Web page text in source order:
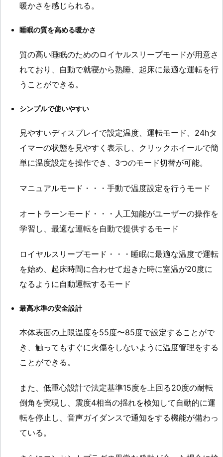
暖かさを感じられる。
睡眠の質を高める暖かさ
質の高い睡眠のためのロイヤルスリープモードが用意さ
れており、自動で就寝から熟睡、起床に最適な運転を行
うことができる。
シンプルで使いやすい
見やすいディスプレイで設定温度、運転モード、24hタ
イマーの状態を見やすく表示し、クリックホイールで簡
単に温度設定を操作でき、3つのモード切替が可能。
マニュアルモード・・・手動で温度設定を行うモード
オートラーンモード・・・人工知能がユーザーの操作を
学習し、最適な運転を自動で提供するモード
ロイヤルスリープモード・・・睡眠に最適な温度で運転
を始め、起床時間に合わせて起きた時に室温が20度に
なるように自動運転するモード
最高水準の安全設計
本体表面の上限温度を55度〜85度で設定することがで
き、触ってもすぐに火傷をしないように温度管理をする
ことができる。
また、低重心設計で法定基準15度を上回る20度の耐転
倒角を実現し、震度4相当の揺れを検知して自動的に運
転を停止し、音声ガイダンスで通知をする機能が備わっ
ている。